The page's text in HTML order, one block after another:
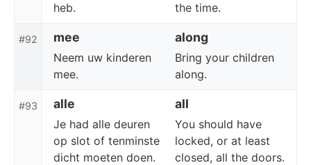
heb.
the time.
#92 mee along
Neem uw kinderen
mee.
Bring your children
along.
#93 alle all
Je had alle deuren
op slot of tenminste
dicht moeten doen.
You should have
locked, or at least
closed, all the doors.